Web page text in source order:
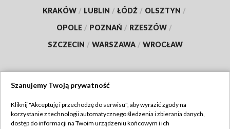
KRAKÓW / LUBLIN / ŁÓDŹ / OLSZTYN /
OPOLE / POZNAŃ / RZESZÓW /
SZCZECIN / WARSZAWA / WROCŁAW
TVP
Szanujemy Twoją prywatność
Kliknij "Akceptuję i przechodzę do serwisu", aby wyrazić zgody na
korzystanie z technologii automatycznego śledzenia i zbierania danych,
dostęp do informacji na Twoim urządzeniu końcowym i ich